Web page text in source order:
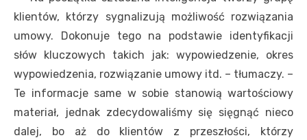
klientów, którzy sygnalizują możliwość rozwiązania
umowy. Dokonuje tego na podstawie identyfikacji
słów kluczowych takich jak: wypowiedzenie, okres
wypowiedzenia, rozwiązanie umowy itd. – tłumaczy. –
Te informacje same w sobie stanowią wartościowy
materiał, jednak zdecydowaliśmy się sięgnąć nieco
dalej, bo aż do klientów z przeszłości, którzy